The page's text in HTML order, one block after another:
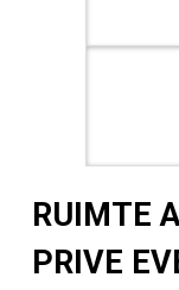
RUIMTE
PRIVE